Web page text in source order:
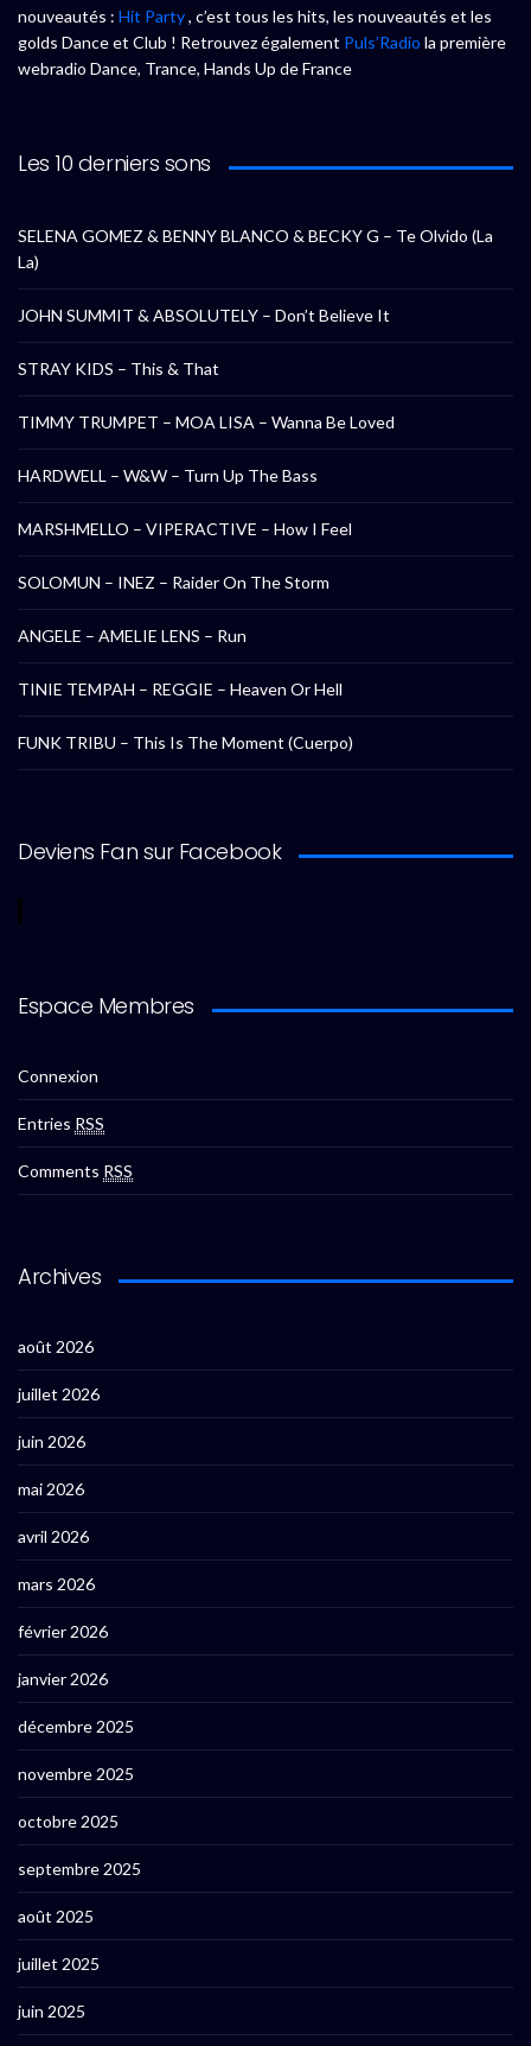
nouveautés : Hit Party, c’est tous les hits, les nouveautés et les
golds Dance et Club ! Retrouvez également Puls’Radio la première
webradio Dance, Trance, Hands Up de France
Les 10 derniers sons
SELENA GOMEZ & BENNY BLANCO & BECKY G – Te Olvido (La
La)
JOHN SUMMIT & ABSOLUTELY – Don’t Believe It
STRAY KIDS – This & That
TIMMY TRUMPET – MOA LISA – Wanna Be Loved
HARDWELL – W&W – Turn Up The Bass
MARSHMELLO – VIPERACTIVE – How I Feel
SOLOMUN – INEZ – Raider On The Storm
ANGELE – AMELIE LENS – Run
TINIE TEMPAH – REGGIE – Heaven Or Hell
FUNK TRIBU – This Is The Moment (Cuerpo)
Deviens Fan sur Facebook
Espace Membres
Connexion
Entries RSS
Comments RSS
Archives
août 2026
juillet 2026
juin 2026
mai 2026
avril 2026
mars 2026
février 2026
janvier 2026
décembre 2025
novembre 2025
octobre 2025
septembre 2025
août 2025
juillet 2025
juin 2025